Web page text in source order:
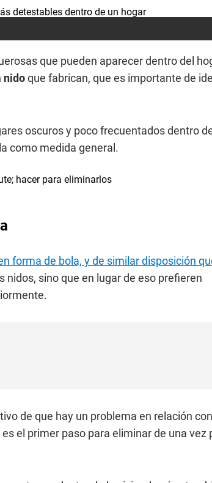
que pueden aparecer dentro del
nidoque fabrican, que es importante de
oscuros y poco frecuentados dentro
como medida general.
forma de bola, y de similar disposición
nidos, sino que en lugar de eso prefieren
de que hay un problema en relación
es el primer paso para eliminar de una vez